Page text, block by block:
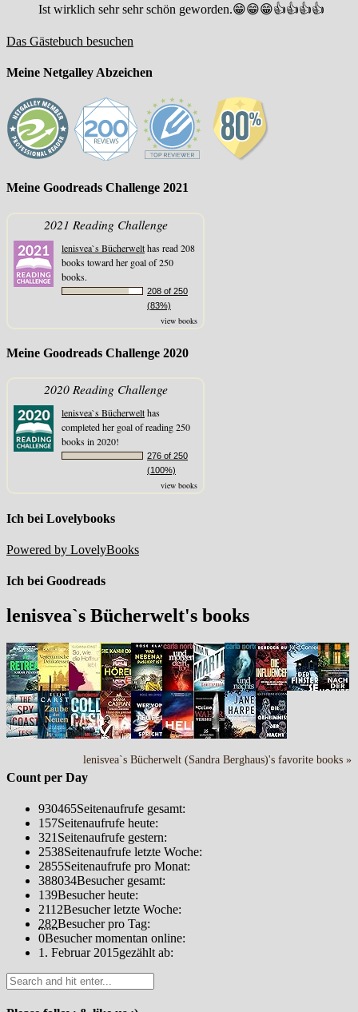
Ist wirklich sehr sehr schön geworden.😁😁😁👍👍👍👍
Das Gästebuch besuchen
Meine Netgalley Abzeichen
Meine Goodreads Challenge 2021
2021 Reading Challenge
lenisvea`s Bücherwelthas read 208
books toward her goal of 250
books.
208 of 250
(83%)
view books
Meine Goodreads Challenge 2020
2020 Reading Challenge
lenisvea`s Bücherwelthas
completed her goal of reading 250
books in 2020!
276 of 250
(100%)
view books
Ich bei Lovelybooks
Powered by LovelyBooks
Ich bei Goodreads
lenisvea`s Bücherwelt's books
lenisvea`s Bücherwelt (Sandra Berghaus)'s favorite books »
Count per Day
930465Seitenaufrufe gesamt:
157Seitenaufrufe heute:
321 Seitenaufrufe gestern:
2538Seitenaufrufe letzte Woche:
2855Seitenaufrufe pro Monat:
388034Besucher gesamt:
139Besucher heute:
2112Besucher letzte Woche:
282Besucher pro Tag:
0Besucher momentan online:
1. Februar 2015gezählt ab: